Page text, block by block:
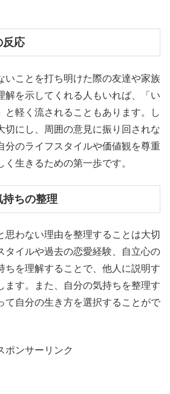
反応
いことを打ち明けた際の友達や家族
解を示してくれる人もいれば、「い
と軽く流されることもあります。し
切にし、周囲の意見に振り回されな
分のライフスタイルや価値観を尊重
生きるための第一歩です。
ちの整理
思わない理由を整理することは大切
タイルや過去の恋愛経験、自立心の
ちを理解することで、他人に説明す
ます。また、自分の気持ちを整理す
て自分の生き方を選択することがで
ポンサーリンク